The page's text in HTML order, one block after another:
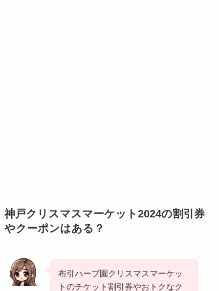
神戸クリスマスマーケット2024の割引券
やクーポンはある？
布引ハーブ園クリスマスマーケッ
トのチケット割引券やおトクなク